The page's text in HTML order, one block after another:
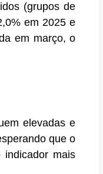
(grupos de
em 2025 e
em março, o
elevadas e
que o
mais